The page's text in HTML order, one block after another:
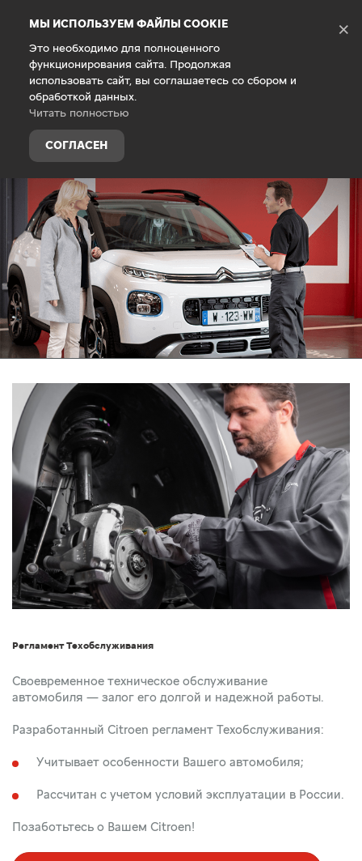
МЫ ИСПОЛЬЗУЕМ ФАЙЛЫ COOKIE
Это необходимо для полноценного
функционирования сайта. Продолжая
использовать сайт, вы соглашаетесь со сбором и
обработкой данных.
Читать полностью
СОГЛАСЕН
×
Главная Техническое обслуживание
Регламент Техобслуживания
Своевременное техническое обслуживание
автомобиля — залог его долгой и надежной работы.
Разработанный Citroen регламент Техобслуживания:
Учитывает особенности Вашего автомобиля;
Рассчитан с учетом условий эксплуатации в России.
Позаботьтесь о Вашем Citroen!